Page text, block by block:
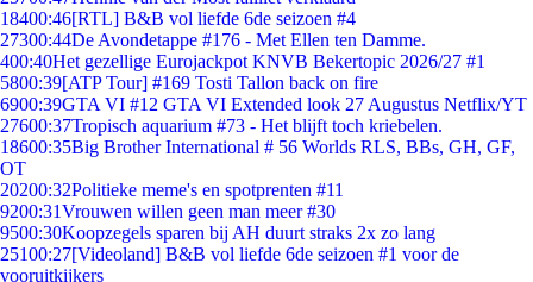
18400:46[RTL] B&B vol liefde 6de seizoen #4
27300:44De Avondetappe #176 - Met Ellen ten Damme.
400:40Het gezellige Eurojackpot KNVB Bekertopic 2026/27 #1
5800:39[ATP Tour] #169 Tosti Tallon back on fire
6900:39GTA VI #12 GTA VI Extended look 27 Augustus Netflix/YT
27600:37Tropisch aquarium #73 - Het blijft toch kriebelen.
18600:35Big Brother International # 56 Worlds RLS, BBs, GH, GF,
OT
20200:32Politieke meme's en spotprenten #11
9200:31Vrouwen willen geen man meer #30
9500:30Koopzegels sparen bij AH duurt straks 2x zo lang
25100:27[Videoland] B&B vol liefde 6de seizoen #1 voor de
vooruitkijkers